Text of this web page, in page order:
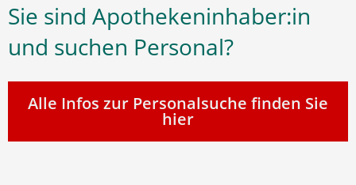
Sie sind Apothekeninhaber:in
und suchen Personal?
Alle Infos zur Personalsuche finden Sie
hier